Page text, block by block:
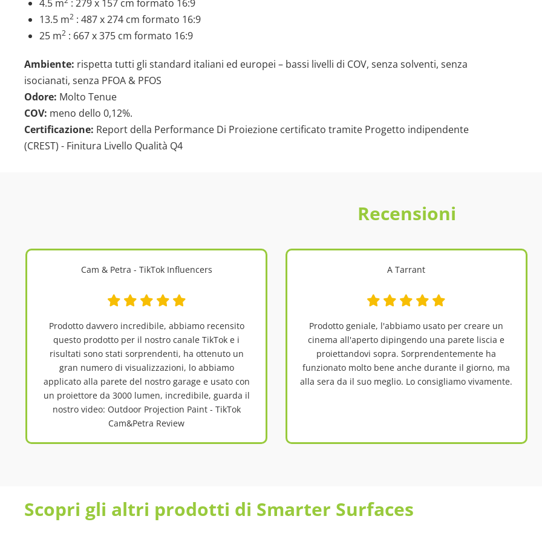
4.5 m : 279 x 157 cm formato 16:9
13.5 m2 : 487 x 274 cm formato 16:9
25 m2 : 667 x 375 cm formato 16:9
Ambiente: rispetta tutti gli standard italiani ed europei – bassi livelli di COV, senza solventi, senza
isocianati, senza PFOA & PFOS
Odore: Molto Tenue
COV: meno dello 0,12%.
Certificazione: Report della Performance Di Proiezione certificato tramite Progetto indipendente
(CREST) - Finitura Livello Qualità Q4
Recensioni
Cam & Petra - TikTok Influencers
Prodotto davvero incredibile, abbiamo recensito
questo prodotto per il nostro canale TikTok e i
risultati sono stati sorprendenti, ha ottenuto un
gran numero di visualizzazioni, lo abbiamo
applicato alla parete del nostro garage e usato con
un proiettore da 3000 lumen, incredibile, guarda il
nostro video: Outdoor Projection Paint - TikTok
Cam&Petra Review
A Tarrant
Prodotto geniale, l'abbiamo usato per creare un
cinema all'aperto dipingendo una parete liscia e
proiettandovi sopra. Sorprendentemente ha
funzionato molto bene anche durante il giorno, ma
alla sera da il suo meglio. Lo consigliamo vivamente.
Scopri gli altri prodotti di Smarter Surfaces